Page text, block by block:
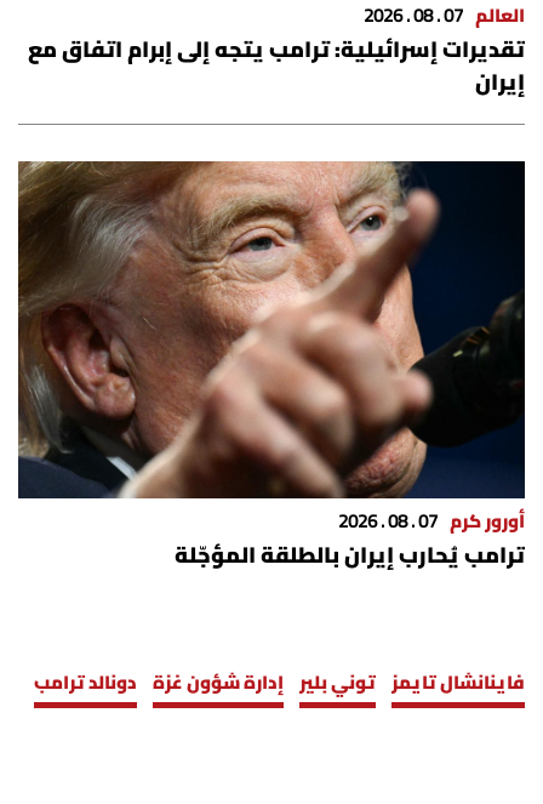
العالم 07 . 08 . 2026
تقديرات إسرائيلية: ترامب يتجه إلى إبرام اتفاق مع
إيران
أورور كرم 07 . 08 . 2026
ترامب يُحارب إيران بالطلقة المؤجّلة
فاينانشال تايمز توني بلير إدارة شؤون غزة دونالد ترامب